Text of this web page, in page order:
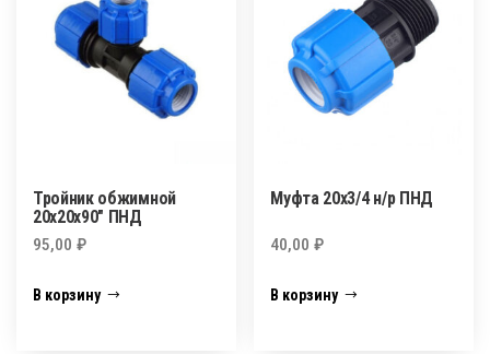
Тройник обжимной
20х20х90″ ПНД
95,00 ₽
В корзину
Муфта 20х3/4 н/р ПНД
40,00₽
В корзину